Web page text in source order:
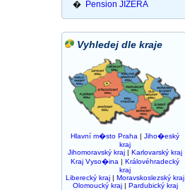
� Pension JIZERA
Vyhledej dle kraje
Hlavní m�sto Praha | Jiho�eský
kraj
Jihomoravský kraj | Karlovarský kraj
Kraj Vyso�ina | Královéhradecký
kraj
Liberecký kraj | Moravskoslezský kraj
Olomoucký kraj| Pardubický kraj